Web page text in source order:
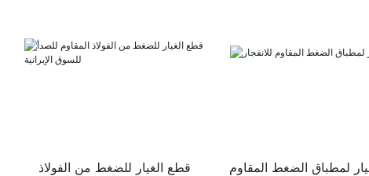
قطع الغيار للضغط من الفولاذ
لمطباق الضغط المقاوم